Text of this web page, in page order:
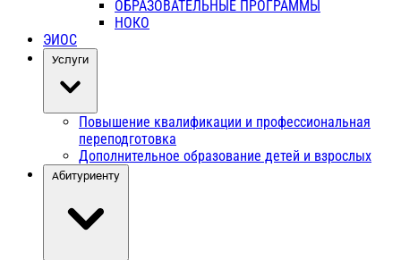
ОБРАЗОВАТЕЛЬНЫЕ ПРОГРАММЫ
НОКО
ЭИОС
Услуги
Повышение квалификации и профессиональная
переподготовка
Дополнительное образование детей и взрослых
Абитуриенту